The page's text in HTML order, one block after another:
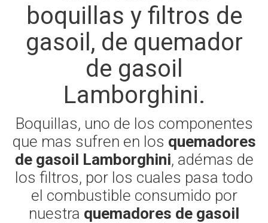
boquillas y filtros de
gasoil, de quemador
de gasoil
Lamborghini.
Boquillas, uno de los componentes
que mas sufren en los quemadores
de gasoil Lamborghini, adémas de
los filtros, por los cuales pasa todo
el combustible consumido por
nuestra quemadores de gasoil